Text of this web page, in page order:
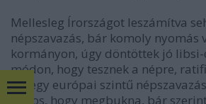
Mellesleg Írországot leszámítva
népszavazás, bár komoly nyomás
kormányon, úgy döntöttek jó
módon, hogy tesznek a népre,
Ha egy európai szintű
biztos, hogy megbukna, bár